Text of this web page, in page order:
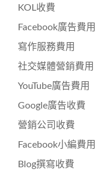
KOL收費
Facebook廣告費用
寫作服務費用
社交媒體營銷費用
YouTube廣告費用
Google廣告收費
營銷公司收費
Facebook小編費用
Blog撰寫收費